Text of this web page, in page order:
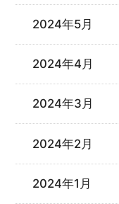
2024年5月
2024年4月
2024年3月
2024年2月
2024年1月